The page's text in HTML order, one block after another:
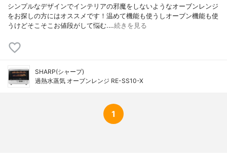
シンプルなデザインでインテリアの邪魔をしないようなオーブンレンジ
をお探しの方にはオススメです！温めて機能も使うしオーブン機能も使
うけどそこそこお値段がして悩む.…続きを見る
SHARP(シャープ)
過熱水蒸気 オーブンレンジ RE-SS10-X
1